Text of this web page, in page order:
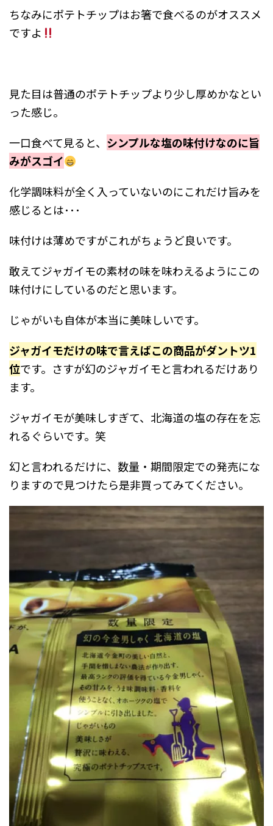
ちなみにポテトチップはお箸で食べるのがオススメ
ですよ
見た目は普通のポテトチップより少し厚めかなとい
った感じ。
一口食べて見ると、 シンプルな塩の味付けなのに旨
みがスゴイ
化学調味料が全く入っていないのにこれだけ旨みを
感じるとは･･･
味付けは薄めですがこれがちょうど良いです。
敢えてジャガイモの素材の味を味わえるようにこの
味付けにしているのだと思います。
じゃがいも自体が本当に美味しいです。
ジャガイモだけの味で言えばこの商品がダントツ1
位です。さすが幻のジャガイモと言われるだけあり
ます。
ジャガイモが美味しすぎて、北海道の塩の存在を忘
れるぐらいです。笑
幻と言われるだけに、数量・期間限定での発売にな
りますので見つけたら是非買ってみてください。